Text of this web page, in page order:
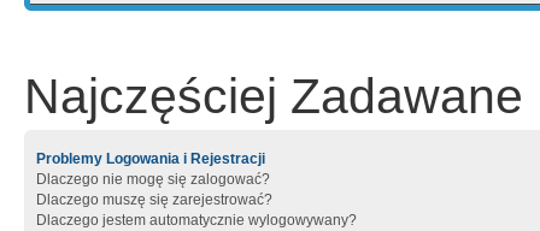
Najczęściej Zadawane
Problemy Logowania i Rejestracji
Dlaczego nie mogę się zalogować?
Dlaczego muszę się zarejestrować?
Dlaczego jestem automatycznie wylogowywany?